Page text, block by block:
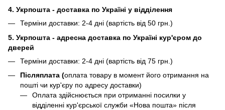
4. Укрпошта - доставка по Україні у відділення
Терміни доставки: 2-4 дні (вартість від 50 грн.)
5. Укрпошта - адресна доставка по Україні кур'єром до
дверей
Терміни доставки: 2-4 дні (вартість від 75 грн.)
Післяплата (оплата товару в момент його отримання на
пошті чи кур'єру по адресу доставки)
Оплата здійснюється при отриманні посилки у
відділенні кур'єрської служби «Нова пошта» після